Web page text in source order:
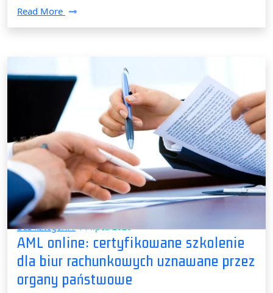
Read More
Bez kategorii /14 lipca 2026
AML online: certyfikowane szkolenie
dla biur rachunkowych uznawane przez
organy państwowe